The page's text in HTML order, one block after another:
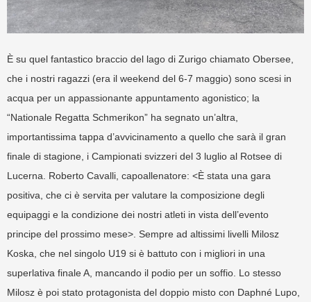
È su quel fantastico braccio del lago di Zurigo chiamato Obersee,
che i nostri ragazzi (era il weekend del 6-7 maggio) sono scesi in
acqua per un appassionante appuntamento agonistico; la
“Nationale Regatta Schmerikon” ha segnato un’altra,
importantissima tappa d’avvicinamento a quello che sarà il gran
finale di stagione, i Campionati svizzeri del 3 luglio al Rotsee di
Lucerna. Roberto Cavalli, capoallenatore: <È stata una gara
positiva, che ci è servita per valutare la composizione degli
equipaggi e la condizione dei nostri atleti in vista dell’evento
principe del prossimo mese>. Sempre ad altissimi livelli Milosz
Koska, che nel singolo U19 si è battuto con i migliori in una
superlativa finale A, mancando il podio per un soffio. Lo stesso
Milosz è poi stato protagonista del doppio misto con Daphné Lupo,